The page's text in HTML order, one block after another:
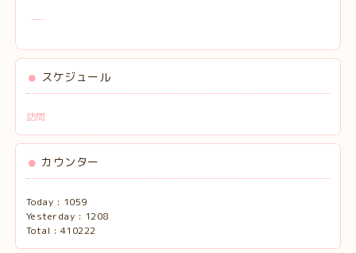
スケジュール
訪問
カウンター
Today : 1059
Yesterday : 1208
Total : 410222